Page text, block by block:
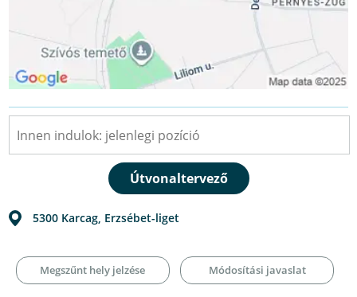
5300 Karcag, Erzsébet-liget
Megszűnt hely jelzése Módosítási javaslat